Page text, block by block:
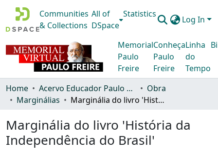
Communities
& Collections
All of
DSpace
Statistics
Log In
Memorial
Paulo
Freire
Conheça
Paulo
Freire
Linha
do
Tempo
Home Acervo Educador Paulo Freire
Obra
Marginálias
Marginália do livro 'História da Independência do Brasil'
Marginália do livro 'História da
Independência do Brasil'